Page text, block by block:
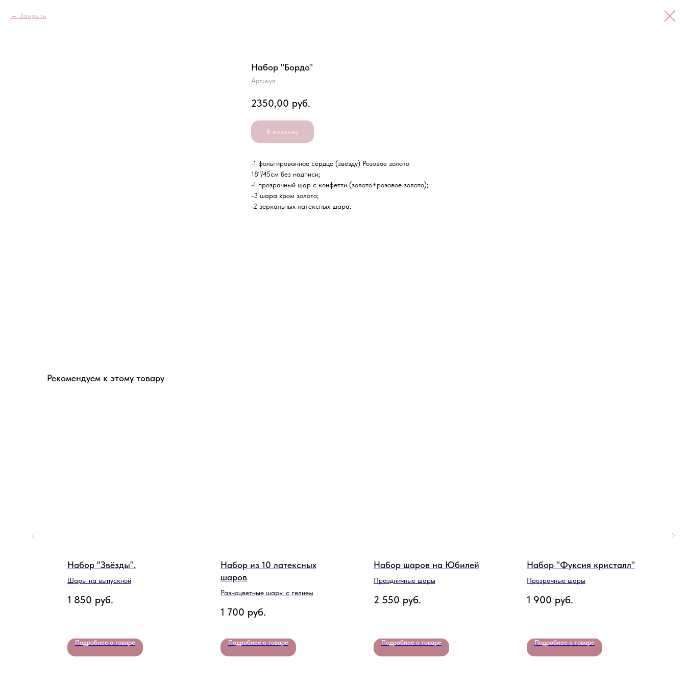
Закрыть
Набор "Бордо"
Артикул:
2350,00 руб.
В корзину
-1 фольгированное сердце (звезду) Розовое золото
18"/45см без надписи;
-1 прозрачный шар с конфетти (золото+розовое золото);
-3 шара хром золото;
-2 зеркальных латексных шара.
Рекомендуем к этому товару
Набор "Звёзды".
Шары на выпускной
1 850 руб.
Подробнее о товаре
Набор из 10 латексных
шаров
Разноцветные шары с гелием
1 700 руб.
Подробнее о товаре
Набор шаров на Юбилей
Праздничные шары
2 550 руб.
Подробнее о товаре
Набор "Фуксия кристалл"
Прозрачные шары
1 900 руб.
Подробнее о товаре